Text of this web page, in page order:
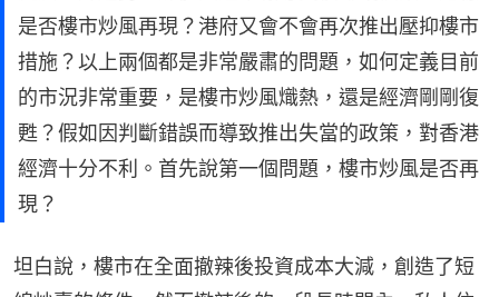
是否樓市炒風再現？港府又會不會再次推出壓抑樓市
措施？以上兩個都是非常嚴肅的問題，如何定義目前
的市況非常重要，是樓市炒風熾熱，還是經濟剛剛復
甦？假如因判斷錯誤而導致推出失當的政策，對香港
經濟十分不利。首先說第一個問題，樓市炒風是否再
現？
坦白說，樓市在全面撤辣後投資成本大減，創造了短